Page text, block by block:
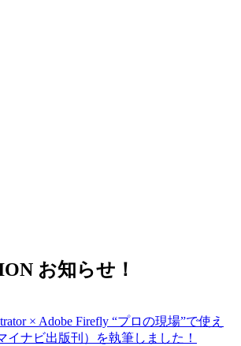
お知らせ！
× Adobe Firefly “プロの現場”で使え
イナビ出版刊）を執筆しました！